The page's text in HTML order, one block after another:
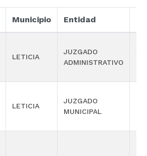
Municipio Entidad
LETICIA
JUZGADO
ADMINISTRATIVO
LETICIA
JUZGADO
MUNICIPAL